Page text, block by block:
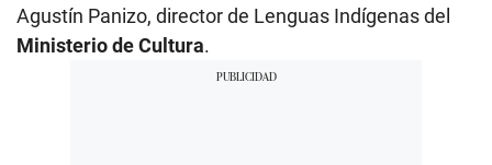
Agustín Panizo, director de Lenguas Indígenas del
Ministerio de Cultura.